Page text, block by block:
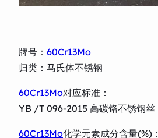
牌号： 60Cr13Mo
归类：马氏体不锈钢
60Cr13Mo对应标准：
YB /T 096-2015 高碳铬不锈钢丝
60Cr13Mo化学元素成分含量(%)：